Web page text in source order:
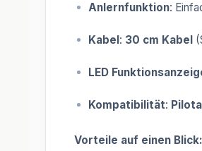
Anlernfunktion:
Kabel: 30 cm Kabel
LED
Kompatibilität:
Vorteile auf einen Blick: